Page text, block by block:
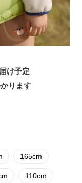
け予定
ります
165cm
110cm